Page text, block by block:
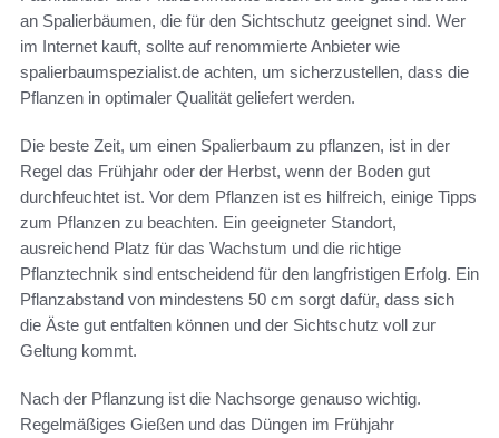
an Spalierbäumen, die für den Sichtschutz geeignet sind. Wer
im Internet kauft, sollte auf renommierte Anbieter wie
spalierbaumspezialist.de achten, um sicherzustellen, dass die
Pflanzen in optimaler Qualität geliefert werden.
Die beste Zeit, um einen Spalierbaum zu pflanzen, ist in der
Regel das Frühjahr oder der Herbst, wenn der Boden gut
durchfeuchtet ist. Vor dem Pflanzen ist es hilfreich, einige Tipps
zum Pflanzen zu beachten. Ein geeigneter Standort,
ausreichend Platz für das Wachstum und die richtige
Pflanztechnik sind entscheidend für den langfristigen Erfolg. Ein
Pflanzabstand von mindestens 50 cm sorgt dafür, dass sich
die Äste gut entfalten können und der Sichtschutz voll zur
Geltung kommt.
Nach der Pflanzung ist die Nachsorge genauso wichtig.
Regelmäßiges Gießen und das Düngen im Frühjahr